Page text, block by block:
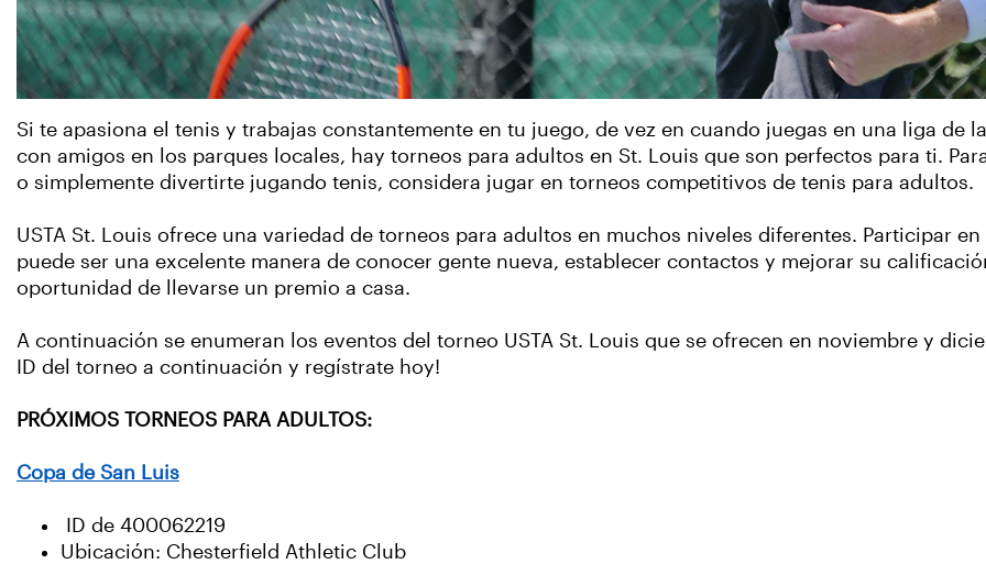
Si te apasiona el tenis y trabajas constantemente en tu juego, de vez en cuando juegas en una liga de
con amigos en los parques locales, hay torneos para adultos en St. Louis que son perfectos para ti.
o simplemente divertirte jugando tenis, considera jugar en torneos competitivos de tenis para adultos.
USTA St. Louis ofrece una variedad de torneos para adultos en muchos niveles diferentes. Participar
puede ser una excelente manera de conocer gente nueva, establecer contactos y mejorar su
oportunidad de llevarse un premio a casa.
A continuación se enumeran los eventos del torneo USTA St. Louis que se ofrecen en noviembre y
ID del torneo a continuación y regístrate hoy!
PRÓXIMOS TORNEOS PARA ADULTOS:
Copa de San Luis
ID de 400062219
Ubicación: Chesterfield Athletic Club